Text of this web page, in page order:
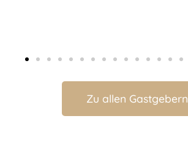
Zu allen Gastgebern